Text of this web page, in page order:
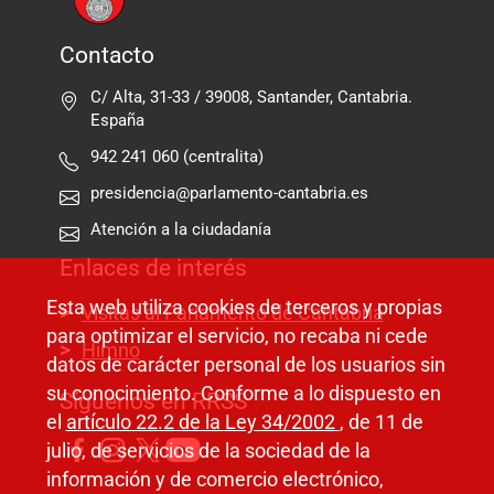
Contacto
C/ Alta, 31-33 / 39008, Santander, Cantabria.
España
942 241 060 (centralita)
presidencia@parlamento-cantabria.es
Atención a la ciudadanía
Enlaces de interés
Visitas al Parlamento de Cantabria
Himno
Síguenos en RRSS
Esta web utiliza cookies de terceros y propias
para optimizar el servicio, no recaba ni cede
datos de carácter personal de los usuarios sin
su conocimiento. Conforme a lo dispuesto en
el artículo 22.2 de la Ley 34/2002 , de 11 de
julio, de servicios de la sociedad de la
información y de comercio electrónico,